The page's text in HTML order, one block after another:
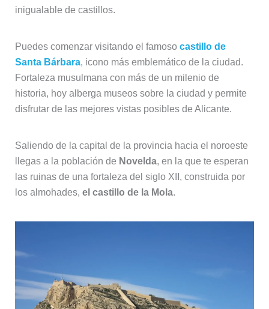
inigualable de castillos.
Puedes comenzar visitando el famoso castillo de
Santa Bárbara, icono más emblemático de la ciudad.
Fortaleza musulmana con más de un milenio de
historia, hoy alberga museos sobre la ciudad y permite
disfrutar de las mejores vistas posibles de Alicante.
Saliendo de la capital de la provincia hacia el noroeste
llegas a la población de Novelda, en la que te esperan
las ruinas de una fortaleza del siglo XII, construida por
los almohades, el castillo de la Mola.